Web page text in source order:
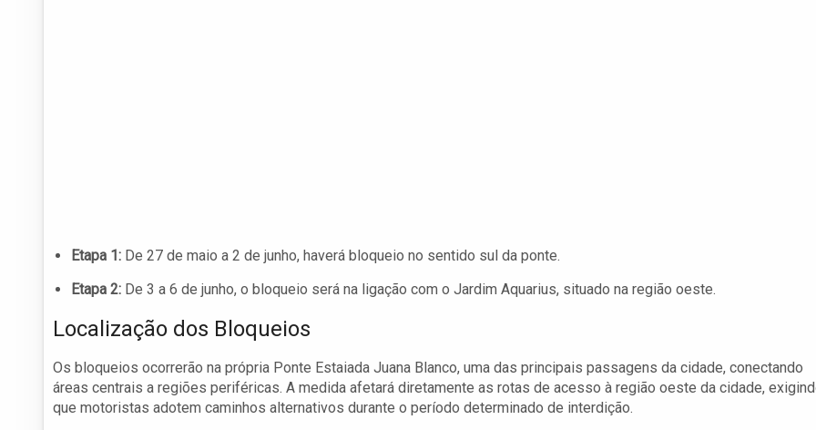
Etapa 1: De 27 de maio a 2 de junho, haverá bloqueio no sentido sul da ponte.
Etapa 2: De 3 a 6 de junho, o bloqueio será na ligação com o Jardim Aquarius, situado na região oeste.
Localização dos Bloqueios
Os bloqueios ocorrerão na própria Ponte Estaiada Juana Blanco, uma das principais passagens da cidade, conectando
áreas centrais a regiões periféricas. A medida afetará diretamente as rotas de acesso à região oeste da cidade,
que motoristas adotem caminhos alternativos durante o período determinado de interdição.